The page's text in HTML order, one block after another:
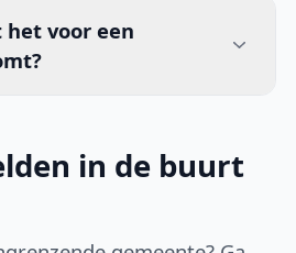
voor een
in de buurt